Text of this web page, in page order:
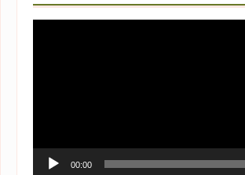
00:00